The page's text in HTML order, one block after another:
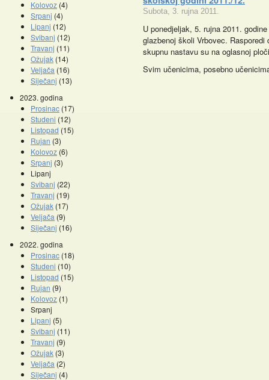
Kolovoz (4)
Srpanj (4)
Lipanj (12)
Svibanj (12)
Travanj (11)
Ožujak (14)
Veljača (16)
Siječanj (13)
2023. godina
Prosinac (17)
Studeni (12)
Listopad (15)
Rujan (3)
Kolovoz (6)
Srpanj (3)
Lipanj
Svibanj (22)
Travanj (19)
Ožujak (17)
Veljača (9)
Siječanj (16)
2022. godina
Prosinac (18)
Studeni (10)
Listopad (15)
Rujan (9)
Kolovoz (1)
Srpanj
Lipanj (5)
Svibanj (11)
Travanj (9)
Ožujak (3)
Veljača (2)
Siječanj (4)
Subota, 3. rujna 2011.
U ponedjeljak, 5. rujna 2011.
glazbenoj školi Vrbovec. Rasporedi
skupnu nastavu su na oglasnoj
Svim učenicima, posebno
Promocije knjiga